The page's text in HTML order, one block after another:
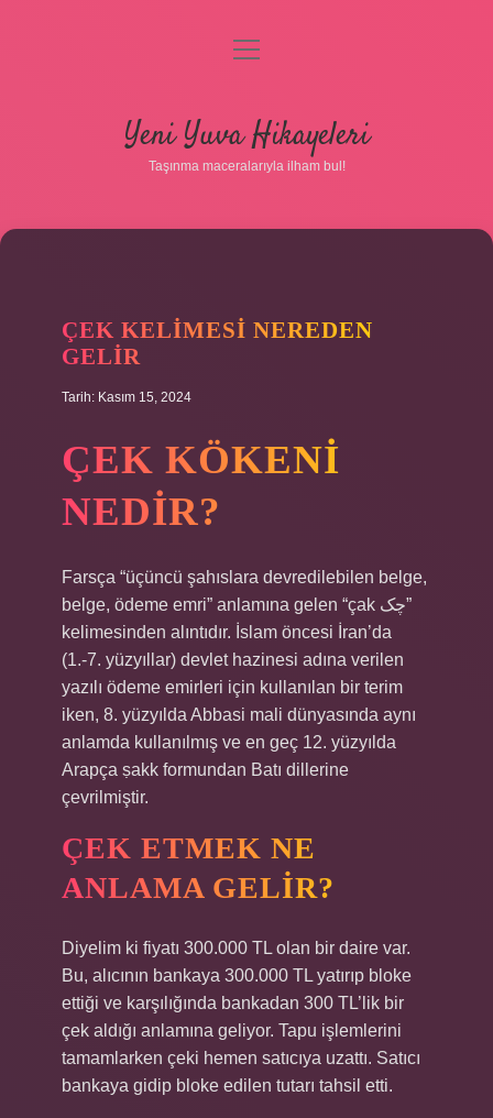
Gizlilik Politikası
Hakkımızda
menüyü
Yeni Yuva Hikayeleri
Taşınma maceralarıyla ilham bul!
ÇEK KELIMESI NEREDEN
GELIR
Tarih: Kasım 15, 2024
ÇEK KÖKENI
NEDIR?
Farsça “üçüncü şahıslara devredilebilen belge,
belge, ödeme emri” anlamına gelen “çak چک”
kelimesinden alıntıdır. İslam öncesi İran’da
(1.-7. yüzyıllar) devlet hazinesi adına verilen
yazılı ödeme emirleri için kullanılan bir terim
iken, 8. yüzyılda Abbasi mali dünyasında aynı
anlamda kullanılmış ve en geç 12. yüzyılda
Arapça ṣakk formundan Batı dillerine
çevrilmiştir.
ÇEK ETMEK NE
ANLAMA GELIR?
Diyelim ki fiyatı 300.000 TL olan bir daire var.
Bu, alıcının bankaya 300.000 TL yatırıp bloke
ettiği ve karşılığında bankadan 300 TL’lik bir
çek aldığı anlamına geliyor. Tapu işlemlerini
tamamlarken çeki hemen satıcıya uzattı. Satıcı
bankaya gidip bloke edilen tutarı tahsil etti.